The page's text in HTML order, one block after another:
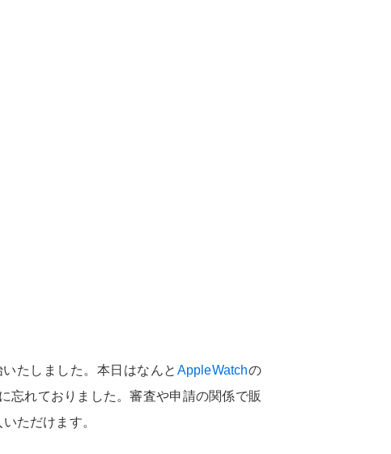
いたしました。本日はなんと AppleWatchの
忘れておりました。審査や申請の関係で販
ただけます。